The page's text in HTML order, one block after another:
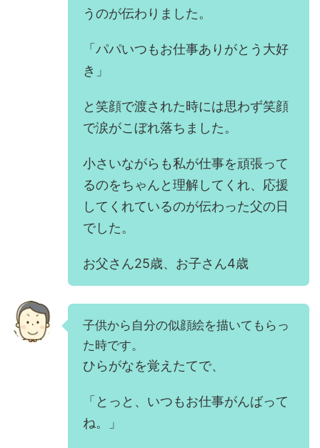
うのが伝わりました。
「パパいつもお仕事ありがとう大好
き」
と笑顔で渡された時には思わず笑顔
で涙がこぼれ落ちました。
小さいながらも私が仕事を頑張って
るのをちゃんと理解してくれ、応援
してくれているのが伝わった父の日
でした。
お父さん25歳、お子さん4歳
子供から自分の似顔絵を描いてもらっ
た時です。
ひらがなを覚えたてで、
「とっと、いつもお仕事がんばって
ね。」